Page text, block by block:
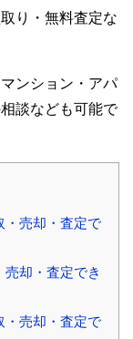
り・無料査定な
ンション・アパ
談なども可能で
・売却・査定で
却・査定でき
・売却・査定で